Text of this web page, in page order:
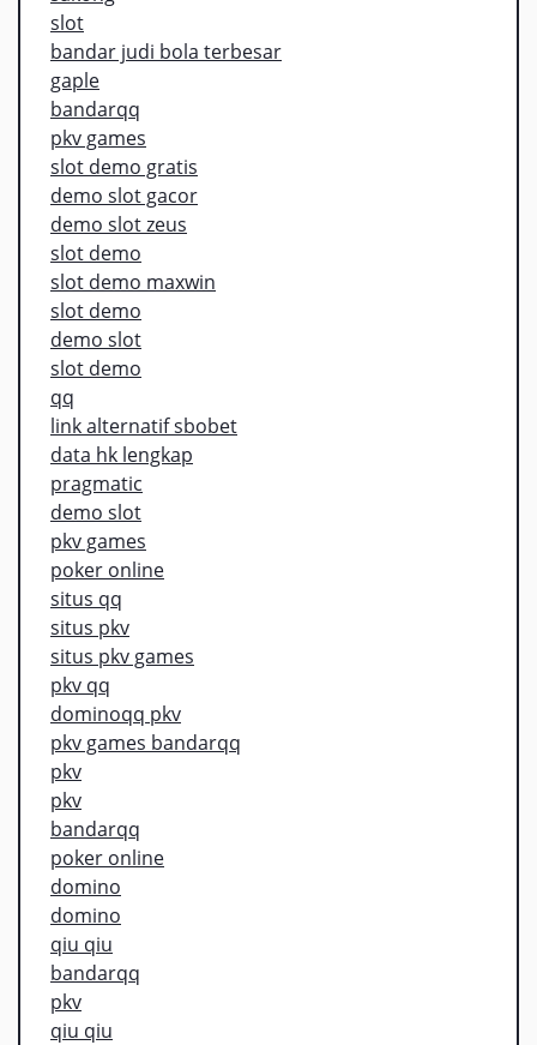
slot
bandar judi bola terbesar
gaple
bandarqq
pkv games
slot demo gratis
demo slot gacor
demo slot zeus
slot demo
slot demo maxwin
slot demo
demo slot
slot demo
qq
link alternatif sbobet
data hk lengkap
pragmatic
demo slot
pkv games
poker online
situs qq
situs pkv
situs pkv games
pkv qq
dominoqq pkv
pkv games bandarqq
pkv
pkv
bandarqq
poker online
domino
domino
qiu qiu
bandarqq
pkv
qiu qiu